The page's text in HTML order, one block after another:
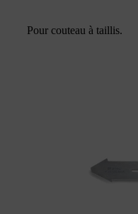
Pour couteau à taillis.